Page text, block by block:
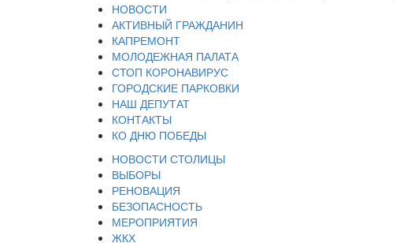
НОВОСТИ
АКТИВНЫЙ ГРАЖДАНИН
КАПРЕМОНТ
МОЛОДЕЖНАЯ ПАЛАТА
СТОП КОРОНАВИРУС
ГОРОДСКИЕ ПАРКОВКИ
НАШ ДЕПУТАТ
КОНТАКТЫ
КО ДНЮ ПОБЕДЫ
НОВОСТИ СТОЛИЦЫ
ВЫБОРЫ
РЕНОВАЦИЯ
БЕЗОПАСНОСТЬ
МЕРОПРИЯТИЯ
ЖКХ